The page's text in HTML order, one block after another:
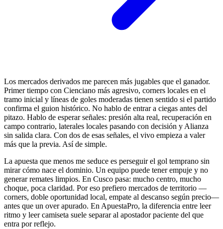
Los mercados derivados me parecen más jugables que el ganador.
Primer tiempo con Cienciano más agresivo, corners locales en el
tramo inicial y líneas de goles moderadas tienen sentido si el partido
confirma el guion histórico. No hablo de entrar a ciegas antes del
pitazo. Hablo de esperar señales: presión alta real, recuperación en
campo contrario, laterales locales pasando con decisión y Alianza
sin salida clara. Con dos de esas señales, el vivo empieza a valer
más que la previa. Así de simple.
La apuesta que menos me seduce es perseguir el gol temprano sin
mirar cómo nace el dominio. Un equipo puede tener empuje y no
generar remates limpios. En Cusco pasa: mucho centro, mucho
choque, poca claridad. Por eso prefiero mercados de territorio —
corners, doble oportunidad local, empate al descanso según precio—
antes que un over apurado. En ApuestaPro, la diferencia entre leer
ritmo y leer camiseta suele separar al apostador paciente del que
entra por reflejo.